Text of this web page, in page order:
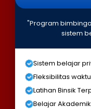
"Program
sistem
Sistem belajar
Fleksibilitas
Latihan Binsik
Belajar